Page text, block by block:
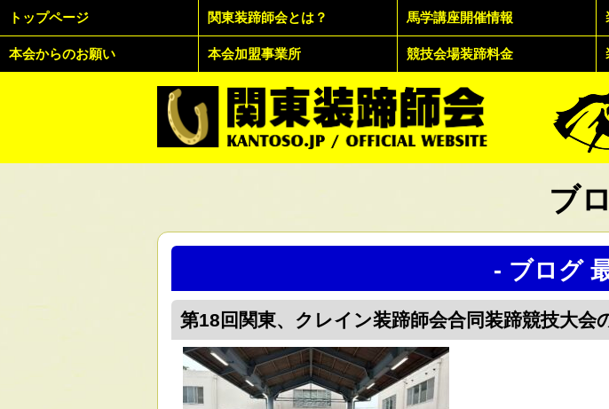
トップページ 関東装蹄師会とは？ 馬学講座開催情報
本会からのお願い 本会加盟事業所 競技会場装蹄料金
ブ
- ブログ
第18回関東、クレイン装蹄師会合同装蹄競技大会